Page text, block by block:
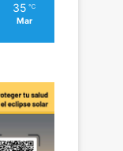
35 ℃
Mar